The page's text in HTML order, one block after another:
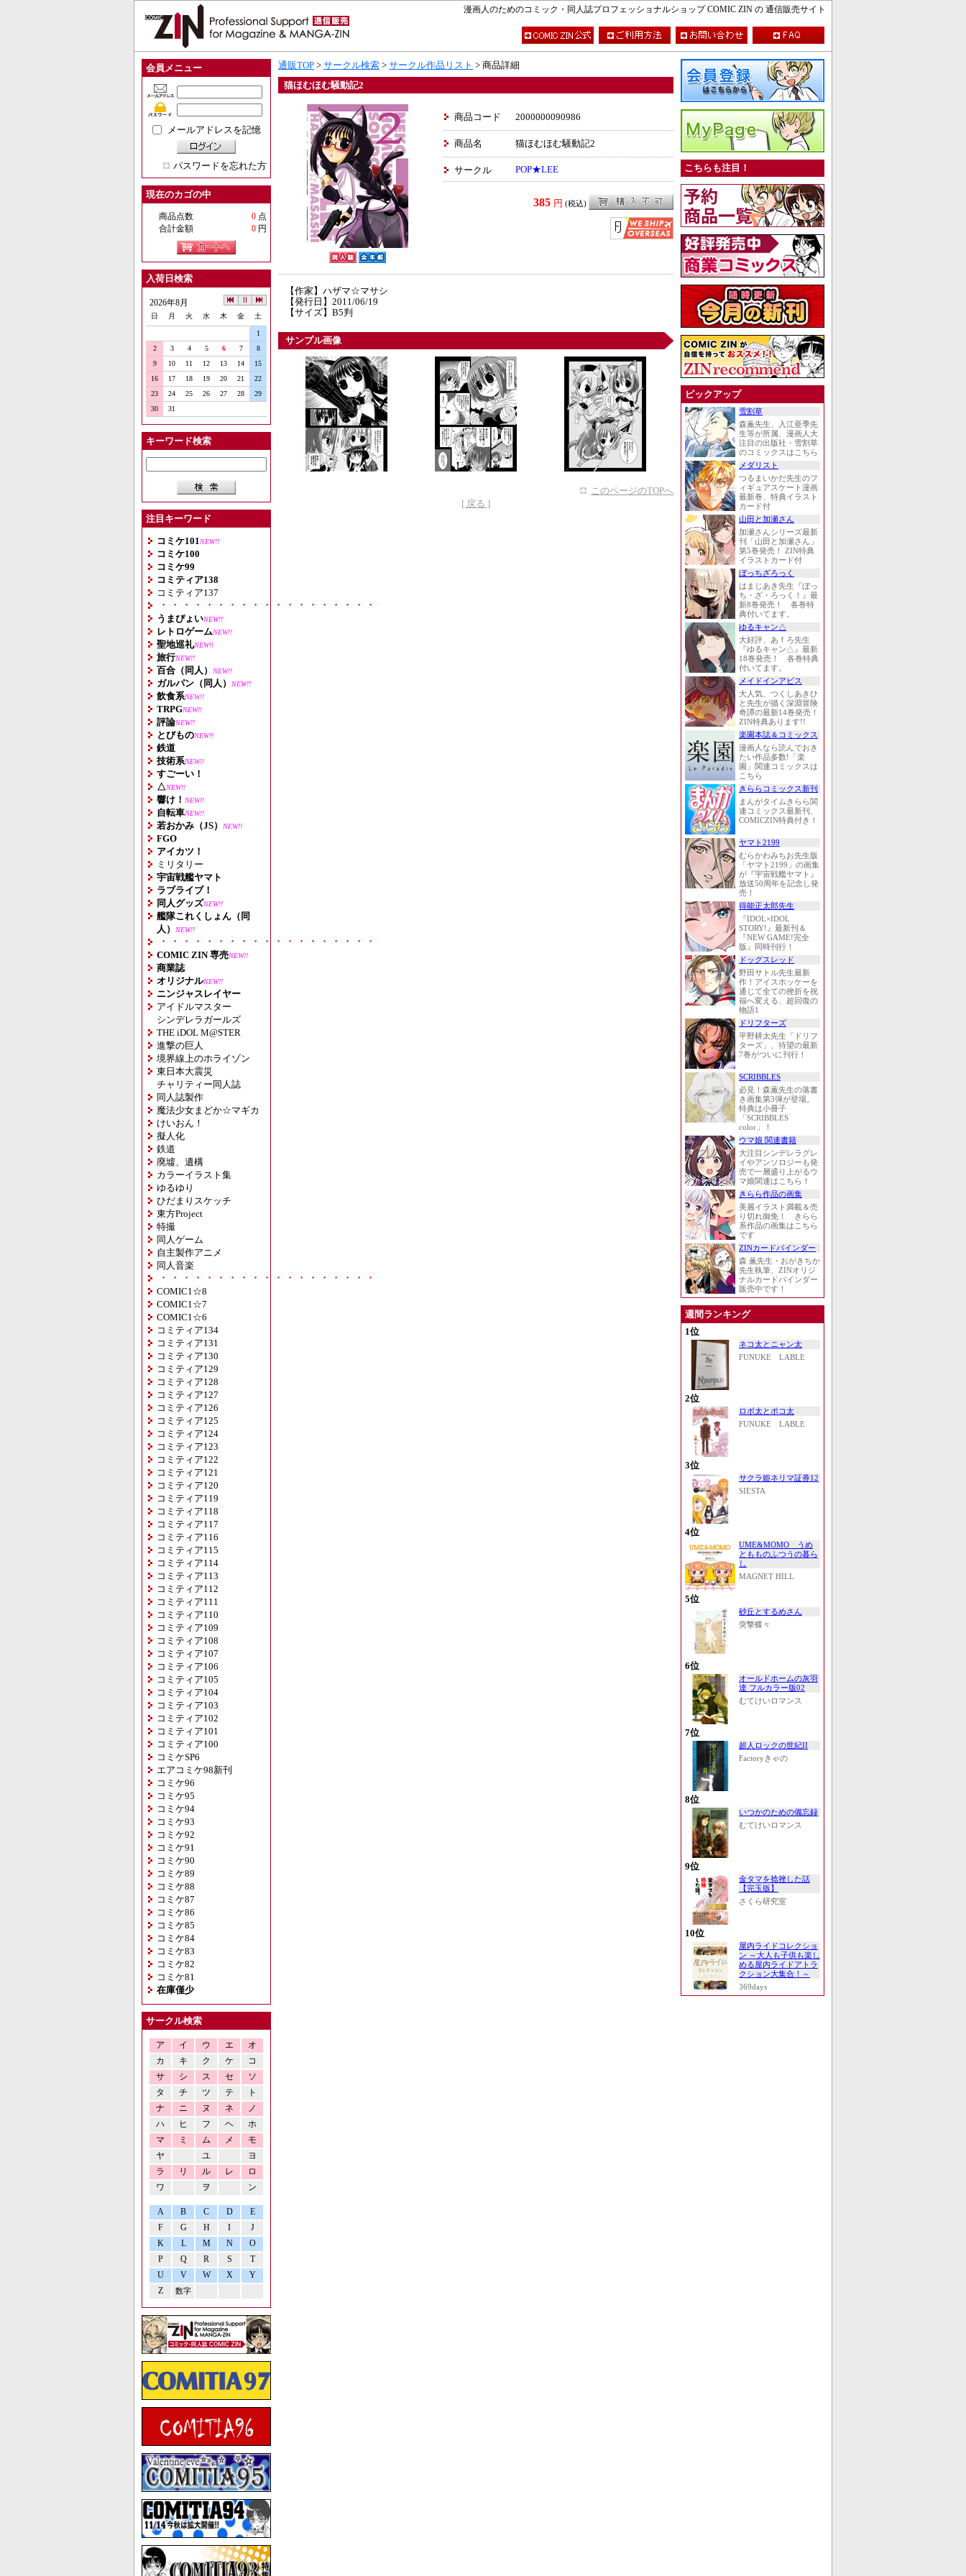
漫画人のためのコミック・同人誌プロフェッショナルショップ COMIC ZIN の 通信販売サイト
会員メニュー
メールアドレスを記憶
パスワードを忘れた方
現在のカゴの中
商品点数 0 点
合計金額
0 円
入荷日検索
2026年8月
日 月 火 水 木 金 土
1
2
3 4 5 6 7
8
9
10 11 12 13 14
15
16
17 18 19 20 21
22
23
24 25 26 27 28
29
30
31
キーワード検索
注目キーワード
コミケ101 NEW!!
コミケ100
コミケ99
コミティア138
コミティア137
・・・・・・・・・・・・・・・・・・・
うまぴょいNEW!!
レトロゲームNEW!!
聖地巡礼NEW!!
旅行NEW!!
百合（同人） NEW!!
ガルパン（同人） NEW!!
飲食系NEW!!
TRPGNEW!!
評論NEW!!
とびものNEW!!
鉄道
技術系NEW!!
すごーい！
△NEW!!
響け！ NEW!!
自転車NEW!!
若おかみ（JS） NEW!!
FGO
アイカツ！
ミリタリー
宇宙戦艦ヤマト
ラブライブ！
同人グッズNEW!!
艦隊これくしょん（同
人）
NEW!!
・・・・・・・・・・・・・・・・・・・
COMIC ZIN 専売NEW!!
商業誌
オリジナルNEW!!
ニンジャスレイヤー
アイドルマスター
シンデレラガールズ
THE iDOL M@STER
進撃の巨人
境界線上のホライゾン
東日本大震災
チャリティー同人誌
同人誌製作
魔法少女まどか☆マギカ
けいおん！
擬人化
鉄道
廃墟、遺構
カラーイラスト集
ゆるゆり
ひだまりスケッチ
東方Project
特撮
同人ゲーム
自主製作アニメ
同人音楽
・・・・・・・・・・・・・・・・・・・
COMIC1☆8
COMIC1☆7
COMIC1☆6
コミティア134
コミティア131
コミティア130
コミティア129
コミティア128
コミティア127
コミティア126
コミティア125
コミティア124
コミティア123
コミティア122
コミティア121
コミティア120
コミティア119
コミティア118
コミティア117
コミティア116
コミティア115
コミティア114
コミティア113
コミティア112
コミティア111
コミティア110
コミティア109
コミティア108
コミティア107
コミティア106
コミティア105
コミティア104
コミティア103
コミティア102
コミティア101
コミティア100
コミケSP6
エアコミケ98新刊
コミケ96
コミケ95
コミケ94
コミケ93
コミケ92
コミケ91
コミケ90
コミケ89
コミケ88
コミケ87
コミケ86
コミケ85
コミケ84
コミケ83
コミケ82
コミケ81
在庫僅少
サークル検索
ア イ ウ エ
オ
カ
キ ク ケ
コ
サ
シ ス セ
ソ
タ
チ ツ テ
ト
ナ
ニ ヌ ネ
ノ
ハ
ヒ フ ヘ
ホ
マ
ミ ム メ
モ
ヤ
ユ
ヨ
ラ
リ ル レ
ロ
ワ
ヲ ン
A B C D
E
F
G H I
J
K
L M N
O
P
Q R S
T
U
V W X
Y
Z
数字
通販TOP > サークル検索 > サークル作品リスト > 商品詳細
猫ほむほむ騒動記2
商品コード 2000000090986
商品名 猫ほむほむ騒動記2
サークル POP★LEE
385 円 (税込)
【作家】ハザマ☆マサシ
【発行日】2011/06/19
【サイズ】B5判
サンプル画像
このページのTOPへ
[ 戻る ]
こちらも注目！
ピックアップ
雪割草
森薫先生、入江亜季先
生等が所属、漫画人大
注目の出版社・雪割草
のコミックスはこちら
メダリスト
つるまいかだ先生のフ
ィギュアスケート漫画
最新巻、特典イラスト
カード付
山田と加瀬さん
加瀬さんシリーズ最新
刊「山田と加瀬さん」
第5巻発売！ ZIN特典
イラストカード付
ぼっちざろっく
はまじあき先生『ぼっ
ち・ざ・ろっく！』最
新8巻発売！ 各巻特
典付いてます。
ゆるキャン△
大好評、あｆろ先生
『ゆるキャン△』最新
18巻発売！ 各巻特典
付いてます。
メイドインアビス
大人気、つくしあきひ
と先生が描く深淵冒険
奇譚の最新14巻発売！
ZIN特典あります!!
楽園本誌＆コミックス
漫画人なら読んでおき
たい作品多数!「楽
園」関連コミックスは
こちら
きららコミックス新刊
まんがタイムきらら関
連コミックス最新刊、
COMICZIN特典付き！
ヤマト2199
むらかわみちお先生版
「ヤマト2199」の画集
が『宇宙戦艦ヤマト』
放送50周年を記念し発
売！
得能正太郎先生
『IDOL×IDOL
STORY!』最新刊＆
『NEW GAME!完全
版』同時刊行！
ドッグスレッド
野田サトル先生最新
作！アイスホッケーを
通じて全ての挫折を祝
福へ変える、超回復の
物語1
ドリフターズ
平野耕太先生「ドリフ
ターズ」、待望の最新
7巻がついに刊行！
SCRIBBLES
必見！森薫先生の落書
き画集第3弾が登場。
特典は小冊子
「SCRIBBLES
color」！
ウマ娘 関連書籍
大注目シンデレラグレ
イやアンソロジーも発
売で一層盛り上がるウ
マ娘関連はこちら！
きらら作品の画集
美麗イラスト満載＆売
り切れ御免！ きらら
系作品の画集はこちら
です
ZINカードバインダー
森 薫先生・おがきちか
先生執筆、ZINオリジ
ナルカードバインダー
販売中です！
週間ランキング
1位
ネコ太とニャン太
FUNUKE LABLE
2位
ロボ太とポコ太
FUNUKE LABLE
3位
サクラ姫ネリマ証券12
SIESTA
4位
UME&MOMO うめ
ともものふつうの暮ら
し
MAGNET HILL
5位
砂丘とするめさん
突撃蝶々
6位
オールドホームの灰羽
達 フルカラー版02
むてけいロマンス
7位
超人ロックの世紀II
Factoryきゃの
8位
いつかのための備忘録
むてけいロマンス
9位
金タマを捻挫した話
【完玉版】
さくら研究室
10位
屋内ライドコレクショ
ン ～大人も子供も楽し
める屋内ライドアトラ
クション大集合！～
369days